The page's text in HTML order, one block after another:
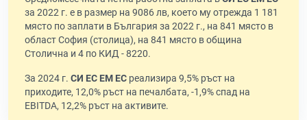
за 2022 г. е в размер на 9086 лв, което му отрежда 1 181
място по заплати в България за 2022 г., на 841 място в
област София (столица), на 841 място в община
Столична и 4 по КИД - 8220.
За 2024 г. СИ ЕС ЕМ ЕС реализира 9,5% ръст на
приходите, 12,0% ръст на печалбата, -1,9% спад на
EBITDA, 12,2% ръст на активите.